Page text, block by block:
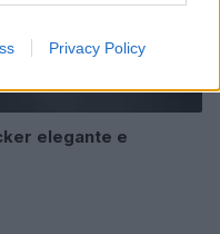
Privacy Policy
elegante e